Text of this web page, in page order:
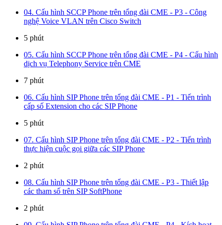
04. Cấu hình SCCP Phone trên tổng đài CME - P3 - Công
nghệ Voice VLAN trên Cisco Switch
5 phút
05. Cấu hình SCCP Phone trên tổng đài CME - P4 - Cấu hình
dịch vụ Telephony Service trên CME
7 phút
06. Cấu hình SIP Phone trên tổng đài CME - P1 - Tiến trình
cấp số Extension cho các SIP Phone
5 phút
07. Cấu hình SIP Phone trên tổng đài CME - P2 - Tiến trình
thực hiện cuộc gọi giữa các SIP Phone
2 phút
08. Cấu hình SIP Phone trên tổng đài CME - P3 - Thiết lập
các tham số trên SIP SoftPhone
2 phút